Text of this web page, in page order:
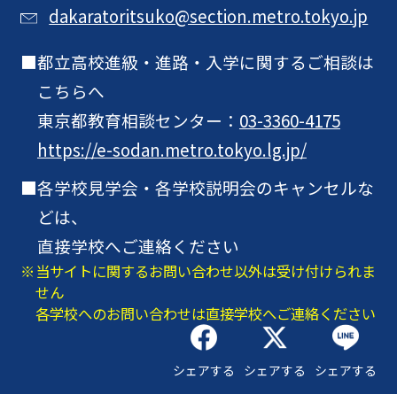
dakaratoritsuko@section.metro.tokyo.jp
都立高校進級・進路・入学に関するご相談は
こちらへ
東京都教育相談センター： 03-3360-4175
https://e-sodan.metro.tokyo.lg.jp/
各学校見学会・各学校説明会のキャンセルな
どは、
直接学校へご連絡ください
当サイトに関するお問い合わせ以外は受け付けられま
せん
各学校へのお問い合わせは直接学校へご連絡ください
シェアする シェアする シェアする